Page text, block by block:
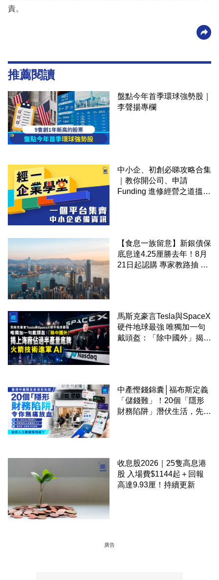
責。
推薦閱讀
盤點今年首季環球強勢股｜
李聲揚專欄
中小企、初創必睇攻略合集
｜教你開公司、申請
Funding 進修經營之道搵大
【食息一族留意】新銀債保
底息達4.25厘勝去年！8月
21日起認購 專家教路抽 20
馬斯克豪言Tesla與SpaceX
硬件地球最強 唯獨加一句
戴頭盔：「除中國外」揭上
中產慳錢錦囊│福布斯定義
「儲錢難」！20個「隱形
財務陷阱」潛伏生活，先買
收息股2026｜25隻高息港
股 入場費$1144起＋回報
高達9.93厘！持續更新
廣告